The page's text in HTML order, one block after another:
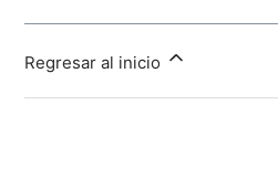
Regresar al inicio